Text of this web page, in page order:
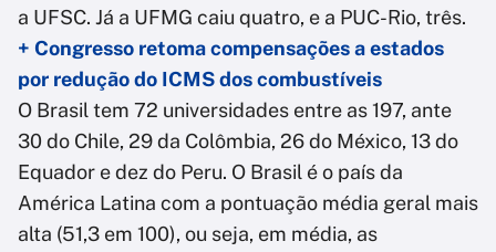
a UFSC. Já a UFMG caiu quatro, e a PUC-Rio, três.
+ Congresso retoma compensações a estados
por redução do ICMS dos combustíveis
O Brasil tem 72 universidades entre as 197, ante
30 do Chile, 29 da Colômbia, 26 do México, 13 do
Equador e dez do Peru. O Brasil é o país da
América Latina com a pontuação média geral mais
alta (51,3 em 100), ou seja, em média, as